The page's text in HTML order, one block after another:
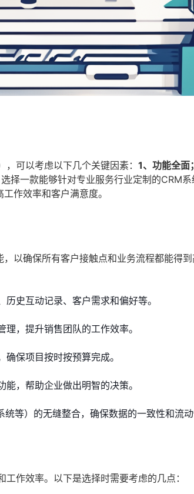
可以考虑以下几个关键因素： 1、功能全面
择一款能够针对专业服务行业定制的CRM
作效率和客户满意度。
以确保所有客户接触点和业务流程都能得
史互动记录、客户需求和偏好等。
，提升销售团队的工作效率。
保项目按时按预算完成。
，帮助企业做出明智的决策。
等）的无缝整合，确保数据的一致性和流动
作效率。以下是选择时需要考虑的几点：